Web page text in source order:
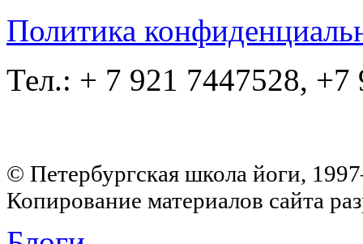
Политика
Тел.: + 7 921 7447528, +7
© Петербургская школа йоги,
Копирование материалов сайта